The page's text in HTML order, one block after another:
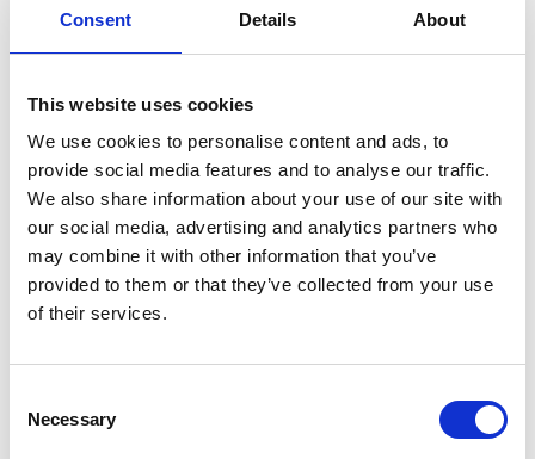
Consent Details About
This website uses cookies
We use cookies to personalise content and ads, to
provide social media features and to analyse our traffic.
We also share information about your use of our site with
our social media, advertising and analytics partners who
may combine it with other information that you’ve
provided to them or that they’ve collected from your use
of their services.
Selection
Necessary
Brålands Gård, Munkedal
Boende med självhushåll utanför Munkedals tätort.
Örekilsälven.
Liljedal, Munkedal
Lägenhet om ett rum och kök. Självhushåll.
Information och bokning:evehjorth@gmail.com
MIF stugorna, Munkedal
Övernattningsstugor med självhushåll centaralt i
Munkedals tätort.
Övernattningsstugor med självhushåll centaralt i